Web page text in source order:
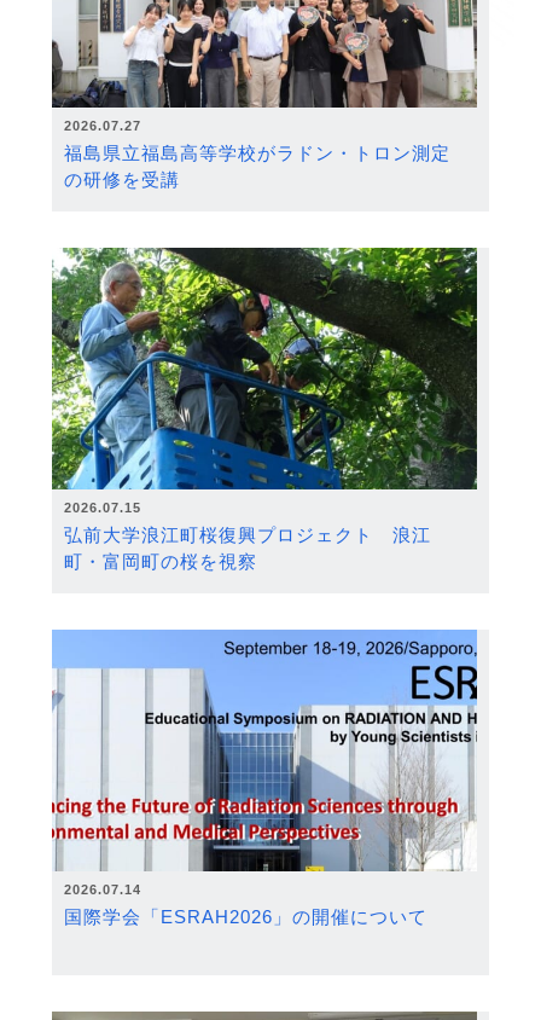
2026.07.27
福島県立福島高等学校がラドン・トロン測定
の研修を受講
2026.07.15
弘前大学浪江町桜復興プロジェクト 浪江
町・富岡町の桜を視察
2026.07.14
国際学会「ESRAH2026」の開催について